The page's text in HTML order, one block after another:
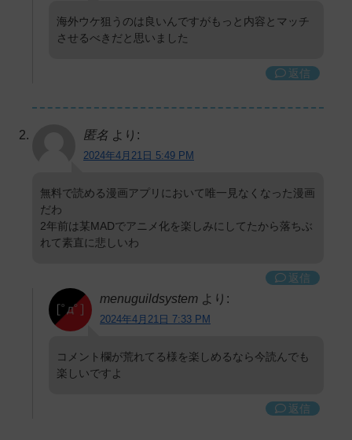
海外ウケ狙うのは良いんですがもっと内容とマッチ
させるべきだと思いました
返信
匿名 より:
2024年4月21日 5:49 PM
無料で読める漫画アプリにおいて唯一見なくなった漫画
だわ
2年前は某MADでアニメ化を楽しみにしてたから落ちぶ
れて素直に悲しいわ
返信
menuguildsystem より:
2024年4月21日 7:33 PM
コメント欄が荒れてる様を楽しめるなら今読んでも
楽しいですよ
返信